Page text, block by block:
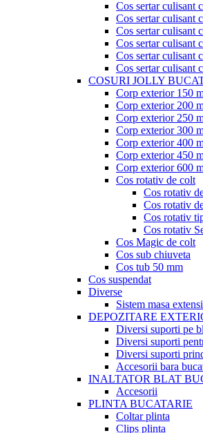
Cos sertar culisant
Cos sertar culisant
Cos sertar culisant
Cos sertar culisant
Cos sertar culisant
Cos sertar culisant
COSURI JOLLY
Corp exterior 150
Corp exterior 200
Corp exterior 250
Corp exterior 300
Corp exterior 400
Corp exterior 450
Corp exterior 600
Cos rotativ de colt
Cos rotativ
Cos rotativ
Cos rotativ
Cos rotativ
Cos Magic de colt
Cos sub chiuveta
Cos tub 50 mm
Cos suspendat
Diverse
Sistem masa
DEPOZITARE
Diversi suporti pe
Diversi suporti
Diversi suporti
Accesorii bara
INALTATOR BLAT
Accesorii
PLINTA BUCATARIE
Coltar plinta
Clips plinta